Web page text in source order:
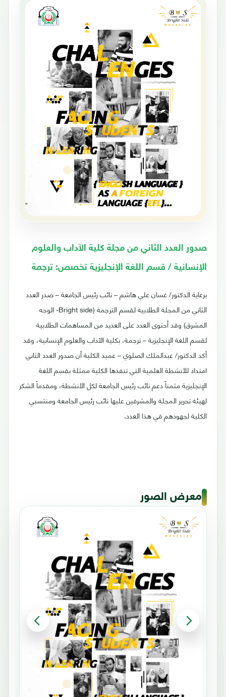
صدور العدد الثاني من مجلة كلية الآداب والعلوم
الإنسانية / قسم اللغة الإنجليزية تخصص: ترجمة
برعاية الدكتور/ غسان علي هاشم – نائب رئيس الجامعة – صدر العدد
الثاني من المجلة الطلابية لقسم الترجمة (Bright side- الوجه
المشرق) وقد أحتوى العدد على العديد من المساهمات الطلابية
لقسم اللغة الإنجليزية – ترجمة، بكلية الآداب والعلوم الإنسانية، وقد
أكد الدكتور/ عبدالملك الصلوي – عميد الكلية أن صدور العدد الثاني
امتداد للأنشطة العلمية التي تنفذها الكلية ممثلة بقسم اللغة
الإنجليزية مثمناً دعم نائب رئيس الجامعة لكل الأنشطة، ومقدماً الشكر
لهيئة تحرير المجلة والمشرفين عليها نائب رئيس الجامعة ومنتسبي
الكلية لجهودهم في هذا العدد.
معرض الصور